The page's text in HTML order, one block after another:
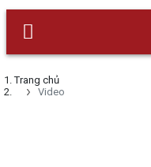
Trang chủ
Video